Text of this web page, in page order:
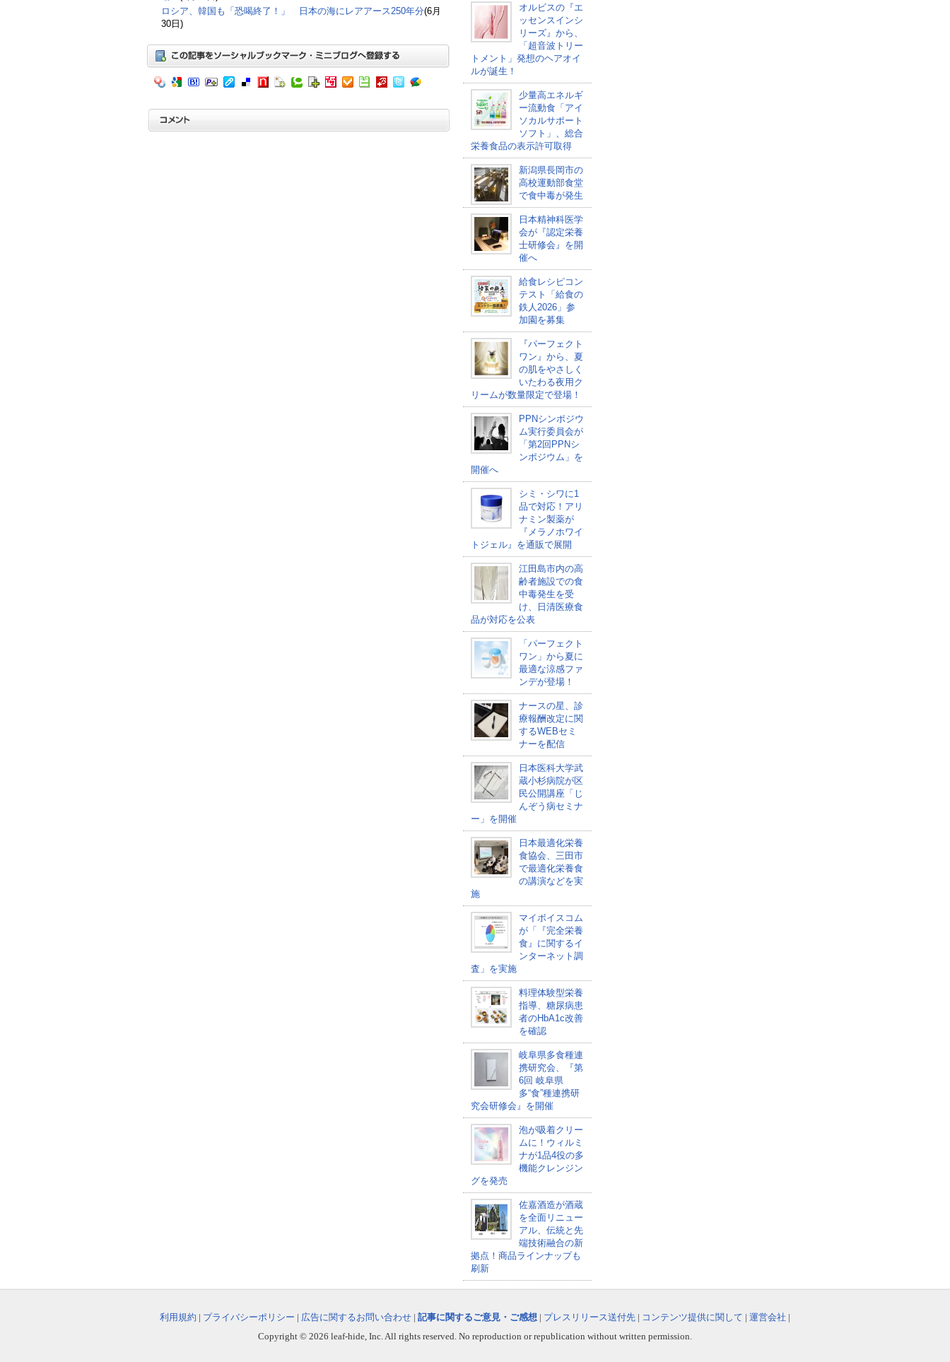
ロシア、韓国も「恐喝終了！」 日本の海にレアアース250年分(6月
30日)
オルビスの『エ
ッセンスインシ
リーズ』から、
「超音波トリー
トメント」発想のヘアオイ
ルが誕生！
少量高エネルギ
ー流動食「アイ
ソカルサポート
ソフト」、総合
栄養食品の表示許可取得
新潟県長岡市の
高校運動部食堂
で食中毒が発生
日本精神科医学
会が『認定栄養
士研修会』を開
催へ
給食レシピコン
テスト「給食の
鉄人2026」参
加園を募集
『パーフェクト
ワン』から、夏
の肌をやさしく
いたわる夜用ク
リームが数量限定で登場！
PPNシンポジウ
ム実行委員会が
「第2回PPNシ
ンポジウム」を
開催へ
シミ・シワに1
品で対応！アリ
ナミン製薬が
『メラノホワイ
トジェル』を通販で展開
江田島市内の高
齢者施設での食
中毒発生を受
け、日清医療食
品が対応を公表
「パーフェクト
ワン」から夏に
最適な涼感ファ
ンデが登場！
ナースの星、診
療報酬改定に関
するWEBセミ
ナーを配信
日本医科大学武
蔵小杉病院が区
民公開講座「じ
んぞう病セミナ
ー」を開催
日本最適化栄養
食協会、三田市
で最適化栄養食
の講演などを実
施
マイボイスコム
が「『完全栄養
食』に関するイ
ンターネット調
査」を実施
料理体験型栄養
指導、糖尿病患
者のHbA1c改善
を確認
岐阜県多食種連
携研究会、『第
6回 岐阜県
多“食”種連携研
究会研修会』を開催
泡が吸着クリー
ムに！ウィルミ
ナが1品4役の多
機能クレンジン
グを発売
佐嘉酒造が酒蔵
を全面リニュー
アル、伝統と先
端技術融合の新
拠点！商品ラインナップも
刷新
利用規約 | プライバシーポリシー | 広告に関するお問い合わせ | 記事に関するご意見・ご感想 | プレスリリース送付先 | コンテンツ提供に関して | 運営会社 |
Copyright © 2026 leaf-hide, Inc. All rights reserved. No reproduction or republication without written permission.